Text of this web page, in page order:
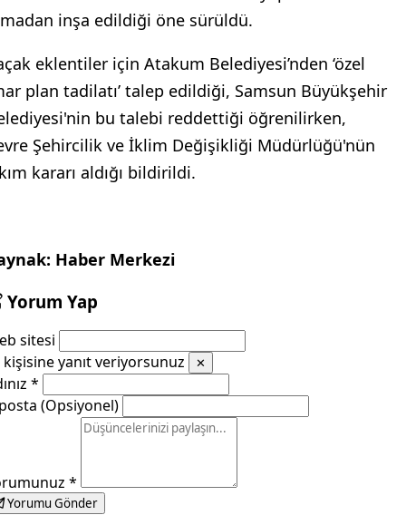
inşa edildiği öne sürüldü.
eklentiler için Atakum Belediyesi’nden ‘özel
plan tadilatı’ talep edildiği, Samsun Büyükşehir
bu talebi reddettiği öğrenilirken,
Şehircilik ve İklim Değişikliği Müdürlüğü'nün
kararı aldığı bildirildi.
Haber Merkezi
Yorum Yap
sitesi
kişisine yanıt veriyorsunuz
✕
*
(Opsiyonel)
*
Yorumu Gönder